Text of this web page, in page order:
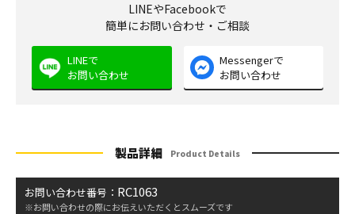
LINEやFacebookで
簡単にお問い合わせ・ご相談
LINEで
お問い合わせ
Messengerで
お問い合わせ
製品詳細 Product Details
お問い合わせ番号： RC1063
※お問い合わせの際にお伝えいただくとスムーズです